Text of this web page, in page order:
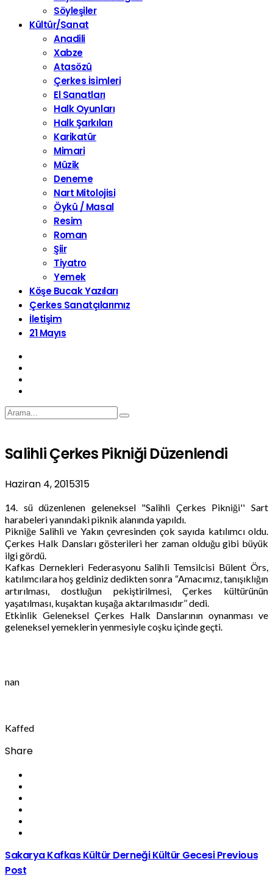
Söyleşiler
Kültür/Sanat
Anadili
Xabze
Atasözü
Çerkes İsimleri
El Sanatları
Halk Oyunları
Halk Şarkıları
Karikatür
Mimari
Müzik
Deneme
Nart Mitolojisi
Öykü / Masal
Resim
Roman
Şiir
Tiyatro
Yemek
Köşe Bucak Yazıları
Çerkes Sanatçılarımız
İletişim
21 Mayıs
Salihli Çerkes Pikniği Düzenlendi
Haziran 4, 2015315
14. sü düzenlenen geleneksel "Salihli Çerkes Pikniği'' Sart
harabeleri yanındaki piknik alanında yapıldı.
Pikniğe Salihli ve Yakın çevresinden çok sayıda katılımcı oldu.
Çerkes Halk Dansları gösterileri her zaman olduğu gibi büyük
ilgi gördü.
Kafkas Dernekleri Federasyonu Salihli Temsilcisi Bülent Örs,
katılımcılara hoş geldiniz dedikten sonra “Amacımız, tanışıklığın
artırılması, dostluğun pekiştirilmesi, Çerkes kültürünün
yaşatılması, kuşaktan kuşağa aktarılmasıdır’’ dedi.
Etkinlik Geleneksel Çerkes Halk Danslarının oynanması ve
geleneksel yemeklerin yenmesiyle coşku içinde geçti.
nan
Kaffed
Share
Sakarya Kafkas Kültür Derneği Kültür GecesiPrevious
Post